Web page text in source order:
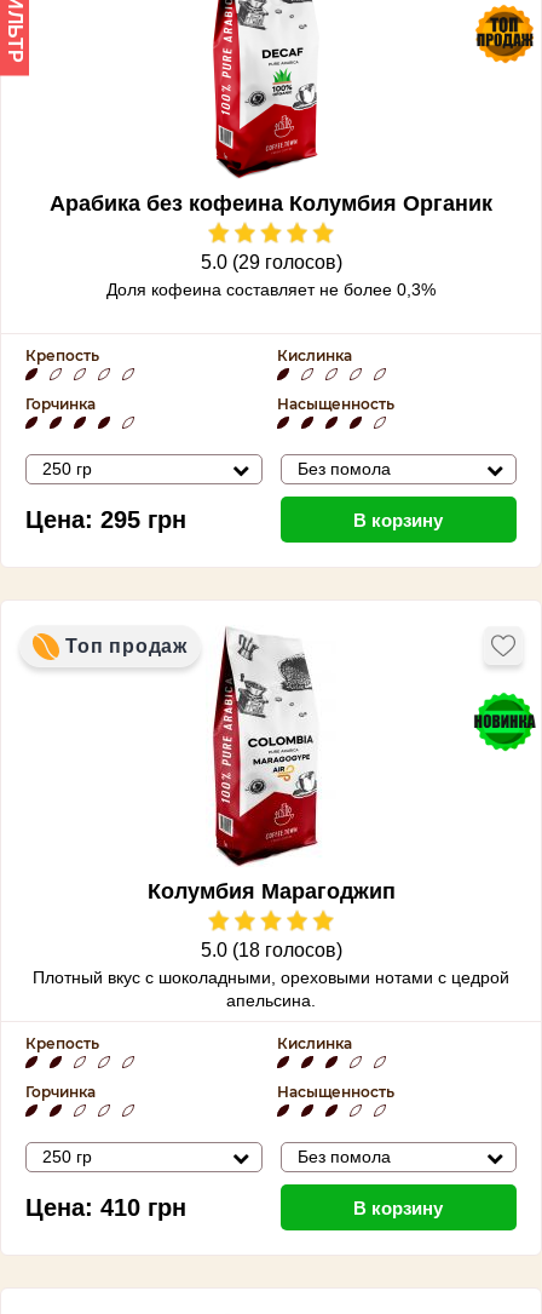
ФИЛЬТР
Арабика без кофеина Колумбия Органик
5.0 (29 голосов)
Доля кофеина составляет не более 0,3%
Крепость Кислинка
Горчинка Насыщенность
250 гр Без помола
Цена: 295 грн В корзину
Топ продаж
Колумбия Марагоджип
5.0 (18 голосов)
Плотный вкус с шоколадными, ореховыми нотами с цедрой
апельсина.
Крепость Кислинка
Горчинка Насыщенность
250 гр Без помола
Цена: 410 грн В корзину